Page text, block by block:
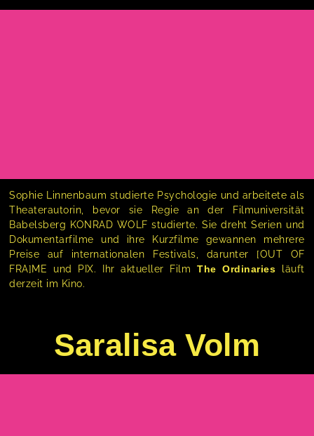
Sophie Linnenbaum studierte Psychologie und arbeitete als
Theaterautorin, bevor sie Regie an der Filmuniversität
Babelsberg KONRAD WOLF studierte. Sie dreht Serien und
Dokumentarfilme und ihre Kurzfilme gewannen mehrere
Preise auf internationalen Festivals, darunter [OUT OF
FRA]ME und PIX. Ihr aktueller FilmThe Ordinaries läuft
derzeit im Kino.
Saralisa Volm